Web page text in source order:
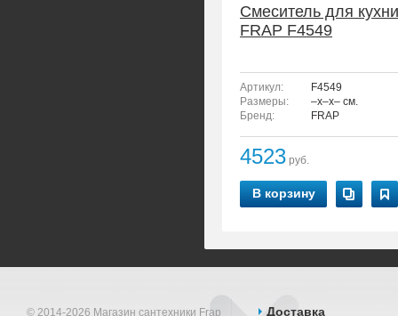
Смеситель для кухни
FRAP F4549
Артикул:
F4549
Размеры:
–x–x– см.
Бренд:
FRAP
4523 руб.
В корзину
© 2014-2026 Магазин сантехники Frap
Доставка